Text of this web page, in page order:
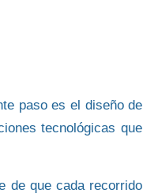
paso es el diseño de
tecnológicas que
de que cada recorrido